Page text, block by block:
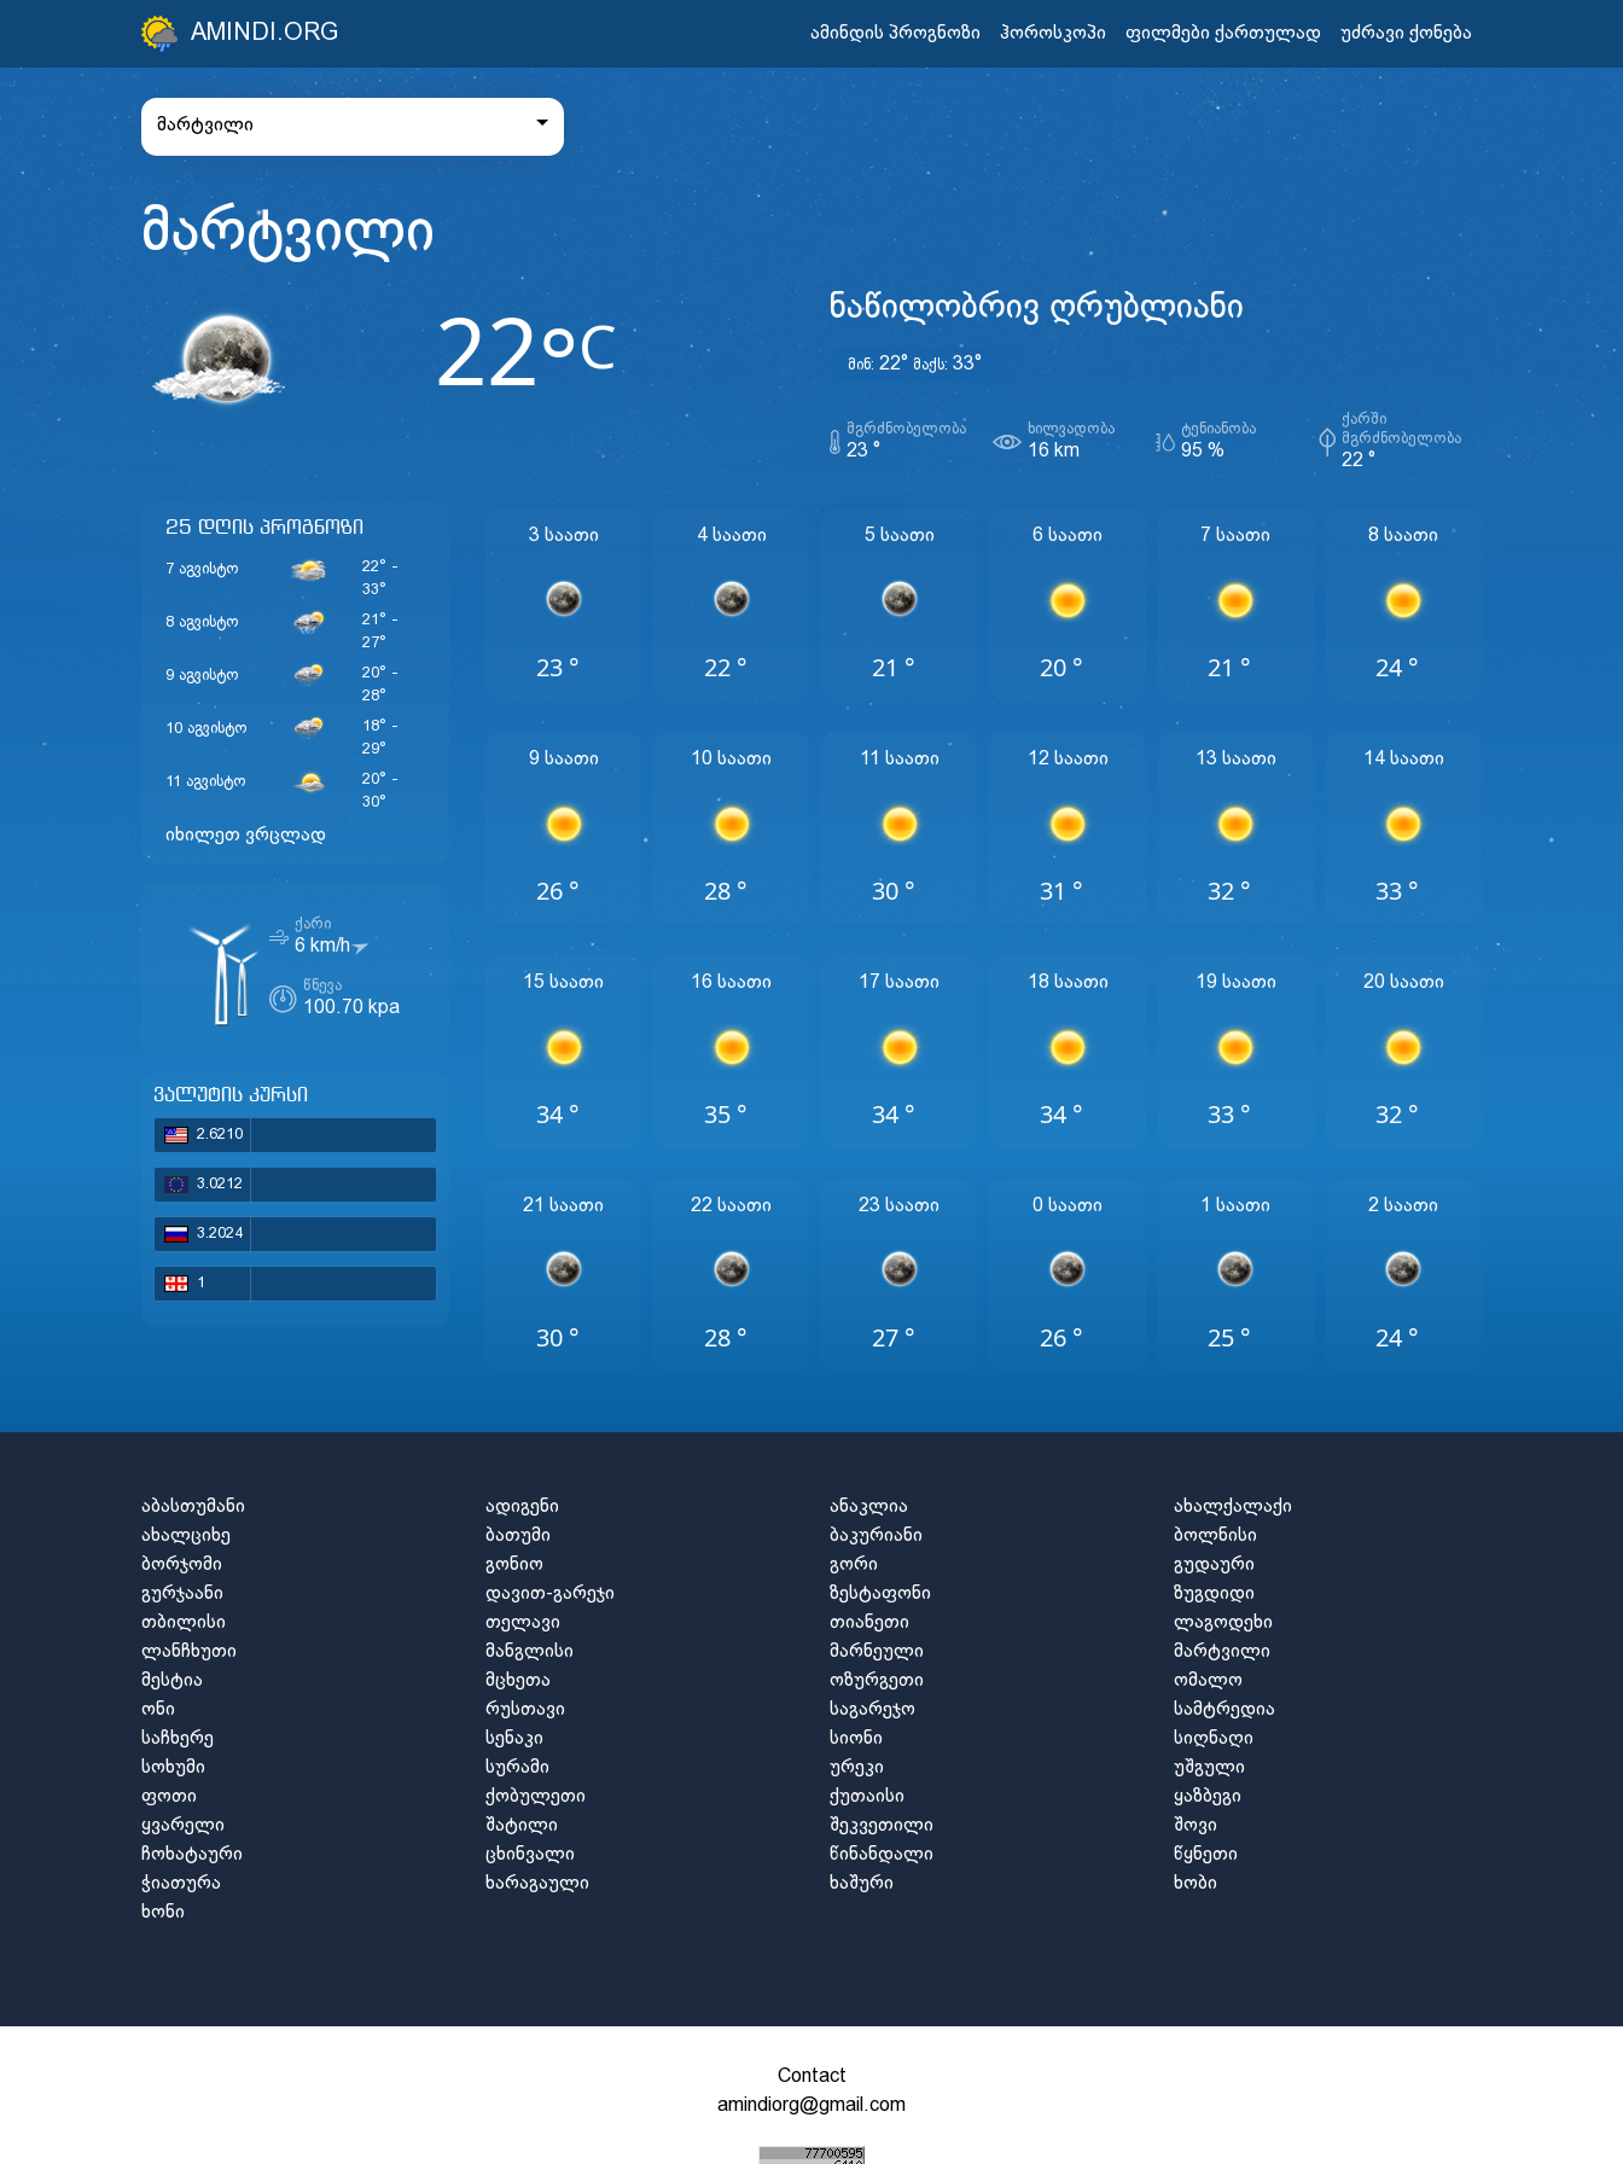
AMINDI.ORG ამინდის პროგნოზი ჰოროსკოპი ფილმები ქართულად უძრავი ქონება
მარტვილი
მარტვილი
22°C ნაწილობრივ ღრუბლიანი
მინ: 22° მაქს: 33°
ᲛᲒᲠᲫᲜᲝᲑᲔᲚᲝᲑᲐ
23 °
ᲮᲘᲚᲕᲐᲓᲝᲑᲐ
16 km
ᲢᲔᲜᲘᲐᲜᲝᲑᲐ
95 %
ᲥᲐᲠᲨᲘ
ᲛᲒᲠᲫᲜᲝᲑᲔᲚᲝᲑᲐ
22 °
25 დღის პროგნოზი
7 აგვისტო
22° -
33°
8 აგვისტო
21° -
27°
9 აგვისტო
20° -
28°
10 აგვისტო
18° -
29°
11 აგვისტო
20° -
30°
იხილეთ ვრცლად
ᲥᲐᲠᲘ
6 km/h
ᲬᲜᲔᲕᲐ
100.70 kpa
ვალუტის კურსი
2.6210
3.0212
3.2024
1
3 Საათი
23 °
4 Საათი
22 °
5 Საათი
21 °
6 Საათი
20 °
7 Საათი
21 °
8 Საათი
24 °
9 Საათი
26 °
10 Საათი
28 °
11 Საათი
30 °
12 Საათი
31 °
13 Საათი
32 °
14 Საათი
33 °
15 Საათი
34 °
16 Საათი
35 °
17 Საათი
34 °
18 Საათი
34 °
19 Საათი
33 °
20 Საათი
32 °
21 Საათი
30 °
22 Საათი
28 °
23 Საათი
27 °
0 Საათი
26 °
1 Საათი
25 °
2 Საათი
24 °
აბასთუმანი ადიგენი ანაკლია
ახალქალაქი
ახალციხე
ბათუმი ბაკურიანი
ბოლნისი
ბორჯომი
გონიო გორი
გუდაური
გურჯაანი
დავით-გარეჯი ზესტაფონი
ზუგდიდი
თბილისი
თელავი თიანეთი
ლაგოდეხი
ლანჩხუთი
მანგლისი მარნეული
მარტვილი
მესტია
მცხეთა ოზურგეთი
ომალო
ონი
რუსთავი საგარეჯო
სამტრედია
საჩხერე
სენაკი სიონი
სიღნაღი
სოხუმი
სურამი ურეკი
უშგული
ფოთი
ქობულეთი ქუთაისი
ყაზბეგი
ყვარელი
შატილი შეკვეთილი
შოვი
ჩოხატაური
ცხინვალი წინანდალი
წყნეთი
ჭიათურა
ხარაგაული ხაშური
ხობი
ხონი
Contact
amindiorg@gmail.com